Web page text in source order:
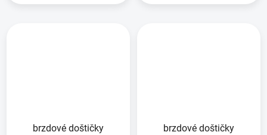
brzdové doštičky
brzdové doštičky